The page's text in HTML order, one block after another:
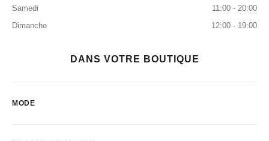
Samedi
11:00 - 20:00
Dimanche
12:00 - 19:00
DANS VOTRE BOUTIQUE
MODE